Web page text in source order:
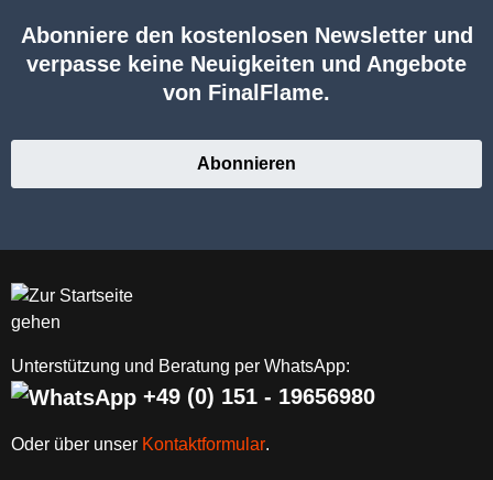
Abonniere den kostenlosen Newsletter und
verpasse keine Neuigkeiten und Angebote
von FinalFlame.
Abonnieren
Unterstützung und Beratung per WhatsApp:
+49 (0) 151 - 19656980
Oder über unser Kontaktformular.